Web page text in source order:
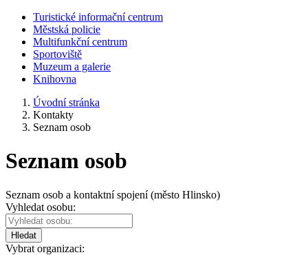
Turistické informační centrum
Městská policie
Multifunkční centrum
Sportoviště
Muzeum a galerie
Knihovna
Úvodní stránka
Kontakty
Seznam osob
Seznam osob
Seznam osob a kontaktní spojení (město Hlinsko)
Vyhledat osobu:
Hledat
Vybrat organizaci: